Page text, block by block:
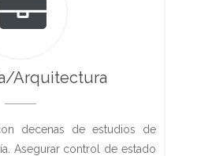
Arquitectura
decenas de estudios de
Asegurar control de estado